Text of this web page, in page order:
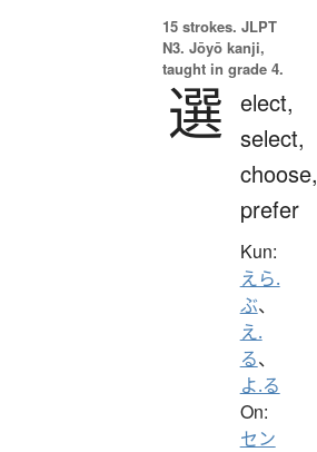
15 strokes. JLPT
N3. Jōyō kanji,
taught in grade 4.
選 elect,
select,
choose,
prefer
Kun:
えら.
ぶ、
え.
る、
よ.る
On:
セン